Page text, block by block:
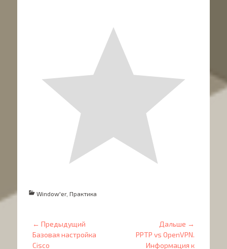
Категории
Window'er, Практика
Навигация
по
← Предыдущий
Предыдущий
Базовая настройка
Cisco
Дальше →
Дальше:PPTP vs OpenVPN.
Информация к